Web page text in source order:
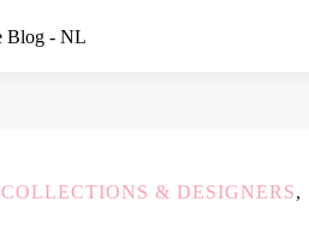
COLLECTIONS & DESIGNERS